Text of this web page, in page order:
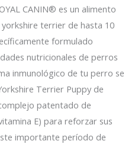
CANIN® es un alimento
terrier de hasta 10
formulado
nutricionales de perros
inmunológico de tu perro se
Terrier Puppy de
patentado de
E) para reforzar sus
importante período de